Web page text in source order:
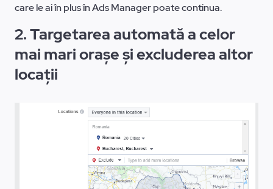
care le ai în plus în Ads Manager poate continua.
2. Targetarea automată a celor
mai mari orașe și excluderea altor
locații